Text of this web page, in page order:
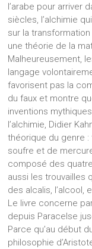
l’arabe pour arriver
siècles, l’alchimie
sur la
une théorie de la
Malheureusement,
langage
favorisent pas la
du faux et montre
inventions
l’alchimie, Didier
théorique du genre
soufre et de
composé des
aussi les trouvailles
des alcalis, l’alcool,
Le livre concerne
depuis Paracelse
Parce qu’au début
philosophie